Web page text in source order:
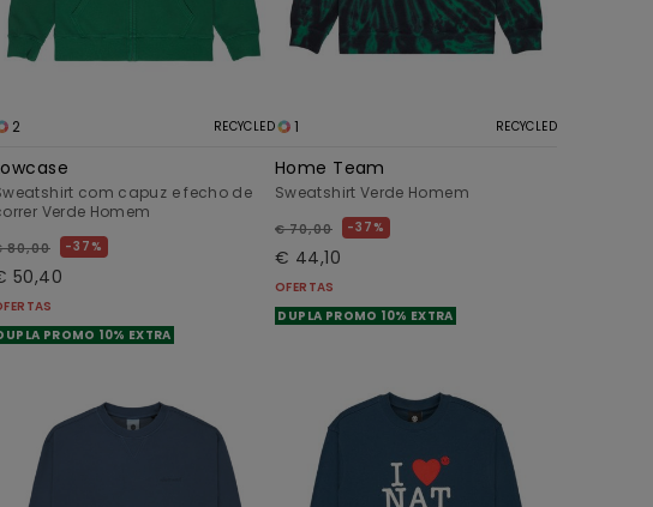
2 RECYCLED
com capuz e fecho de
Verde Homem
80,00 37%
50,40
PROMO 10% EXTRA
1 RECYCLED
Home Team
Sweatshirt Verde Homem
€ 70,00 37%
€ 44,10
OFERTAS
DUPLA PROMO 10% EXTRA